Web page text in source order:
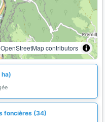
contributors
foncières (34)